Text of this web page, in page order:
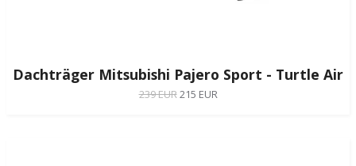
Dachträger Mitsubishi Pajero Sport - Turtle Air
239 EUR215 EUR